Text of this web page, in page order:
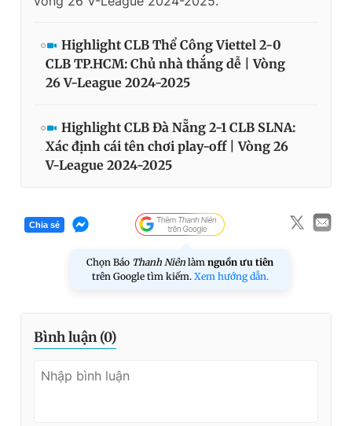
Highlight CLB Thể Công Viettel 2-0
CLB TP.HCM: Chủ nhà thắng dễ | Vòng
26 V-League 2024-2025
Highlight CLB Đà Nẵng 2-1 CLB SLNA:
Xác định cái tên chơi play-off | Vòng 26
V-League 2024-2025
Chia sẻ
Chọn Báo Thanh Niên làm nguồn ưu tiên
trên Google tìm kiếm. Xem hướng dẫn.
Bình luận (0)